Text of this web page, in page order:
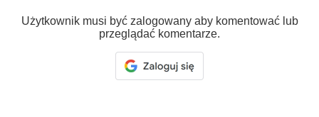
Użytkownik musi być zalogowany aby komentować lub
przeglądać komentarze.